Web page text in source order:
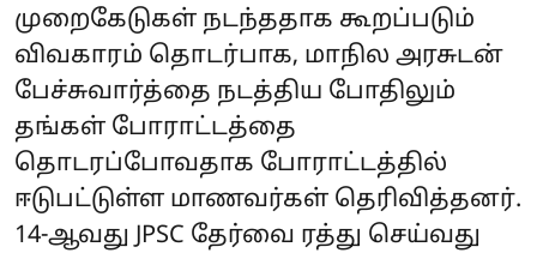
முறைகேடுகள் நடந்ததாக கூறப்படும்
விவகாரம் தொடர்பாக, மாநில அரசுடன்
பேச்சுவார்த்தை நடத்திய போதிலும்
தங்கள் போராட்டத்தை
தொடரப்போவதாக போராட்டத்தில்
ஈடுபட்டுள்ள மாணவர்கள் தெரிவித்தனர்.
14-ஆவது JPSC தேர்வை ரத்து செய்வது